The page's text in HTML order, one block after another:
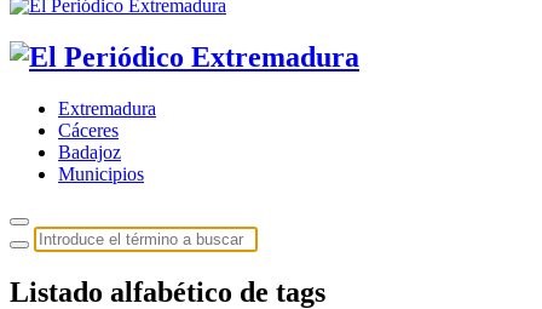
Extremadura
Cáceres
Badajoz
Municipios
Listado alfabético de tags